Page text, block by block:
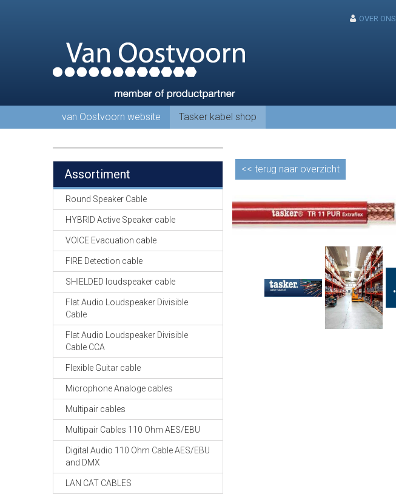
OVER ONS
van Oostvoorn website Tasker kabel shop
Assortiment
Round Speaker Cable
HYBRID Active Speaker cable
VOICE Evacuation cable
FIRE Detection cable
SHIELDED loudspeaker cable
Flat Audio Loudspeaker Divisible
Cable
Flat Audio Loudspeaker Divisible
Cable CCA
Flexible Guitar cable
Microphone Analoge cables
Multipair cables
Multipair Cables 110 Ohm AES/EBU
Digital Audio 110 Ohm Cable AES/EBU
and DMX
LAN CAT CABLES
<< terug naar overzicht